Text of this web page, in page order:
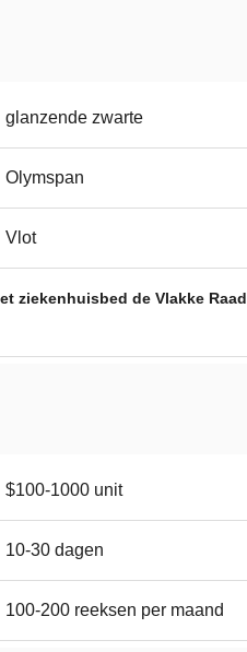
glanzende zwarte
Olymspan
Vlot
ziekenhuisbed de Vlakke Raad
$100-1000 unit
10-30 dagen
100-200 reeksen per maand